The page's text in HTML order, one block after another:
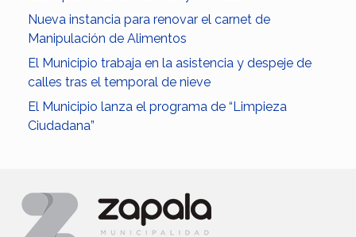
Nueva instancia para renovar el carnet de
Manipulación de Alimentos
El Municipio trabaja en la asistencia y despeje de
calles tras el temporal de nieve
El Municipio lanza el programa de “Limpieza
Ciudadana”